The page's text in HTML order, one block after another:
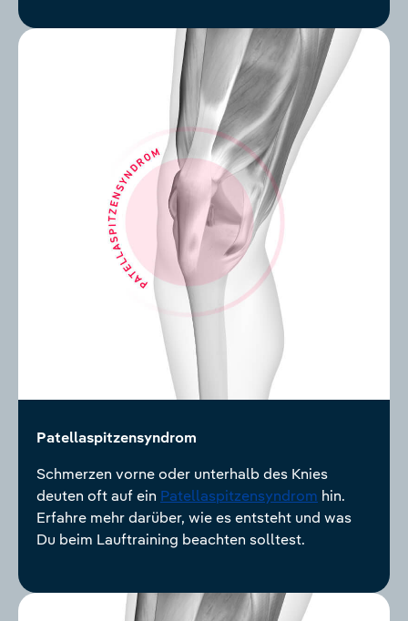
Patellaspitzensyndrom
Schmerzen vorne oder unterhalb des Knies
deuten oft auf ein Patellaspitzensyndrom hin.
Erfahre mehr darüber, wie es entsteht und was
Du beim Lauftraining beachten solltest.